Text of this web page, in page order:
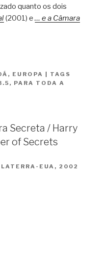
quanto os dois
(2001) e… e a Câmara
, EUROPA
TAGS
, PARA TODA A
Secreta / Harry
of Secrets
EUA, 2002